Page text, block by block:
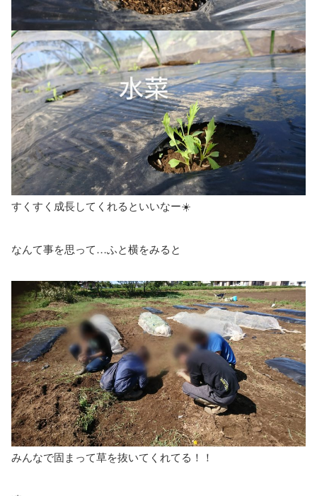
すくすく成長してくれるといいなー☀️
なんて事を思って…ふと横をみると
みんなで固まって草を抜いてくれてる！！